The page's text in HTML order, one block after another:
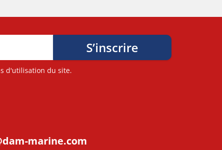
d'utilisation du site.
marine.com